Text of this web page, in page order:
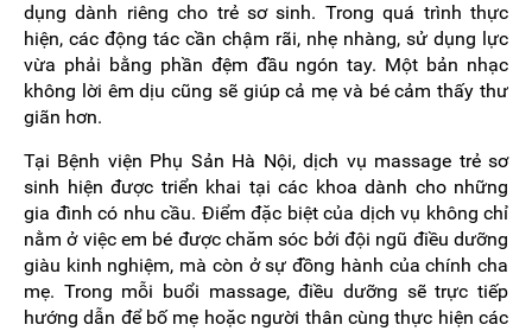
dụng dành riêng cho trẻ sơ sinh. Trong quá trình thực
hiện, các động tác cần chậm rãi, nhẹ nhàng, sử dụng lực
vừa phải bằng phần đệm đầu ngón tay. Một bản nhạc
không lời êm dịu cũng sẽ giúp cả mẹ và bé cảm thấy thư
giãn hơn.
Tại Bệnh viện Phụ Sản Hà Nội, dịch vụ massage trẻ sơ
sinh hiện được triển khai tại các khoa dành cho những
gia đình có nhu cầu. Điểm đặc biệt của dịch vụ không chỉ
nằm ở việc em bé được chăm sóc bởi đội ngũ điều dưỡng
giàu kinh nghiệm, mà còn ở sự đồng hành của chính cha
mẹ. Trong mỗi buổi massage, điều dưỡng sẽ trực tiếp
hướng dẫn để bố mẹ hoặc người thân cùng thực hiện các